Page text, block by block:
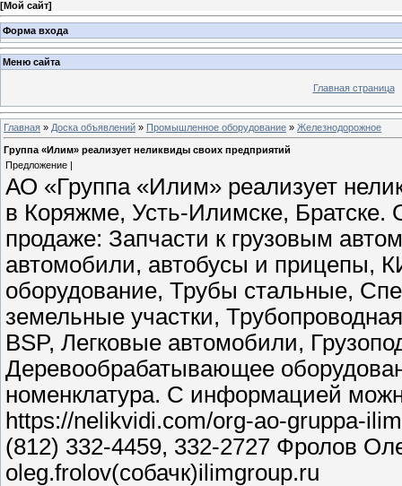
[Мой сайт]
Форма входа
Меню сайта
Главная страница
Главная » Доска объявлений » Промышленное оборудование » Железнодорожное
Группа «Илим» реализует неликвиды своих предприятий
Предложение |
АО «Группа «Илим» реализует
в Коряжме, Усть-Илимске, Братске.
продаже: Запчасти к грузовым
автомобили, автобусы и прицепы,
оборудование, Трубы стальные,
земельные участки,
BSP, Легковые автомобили,
Деревообрабатывающее
номенклатура. С информацией
https://nelikvidi.com/org-ao-gruppa-
(812) 332-4459, 332-2727 Фролов
oleg.frolov(собачк)ilimgroup.ru